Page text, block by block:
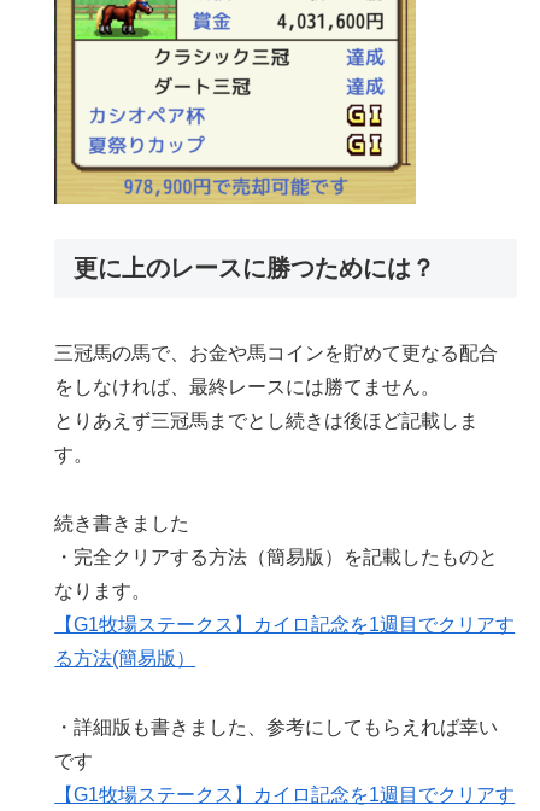
更に上のレースに勝つためには？
三冠馬の馬で、お金や馬コインを貯めて更なる配合
をしなければ、最終レースには勝てません。
とりあえず三冠馬までとし続きは後ほど記載しま
す。
続き書きました
・完全クリアする方法（簡易版）を記載したものと
なります。
【G1牧場ステークス】カイロ記念を1週目でクリアす
る方法(簡易版）
・詳細版も書きました、参考にしてもらえれば幸い
です
【G1牧場ステークス】カイロ記念を1週目でクリアす